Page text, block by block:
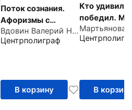
Поток сознания.
Афоризмы с
харизмой
Вдовин Валерий Николаевич
Центрполиграф
В корзину
Кто удивил,
победил.
цитаты
Мартьянова
В корзину